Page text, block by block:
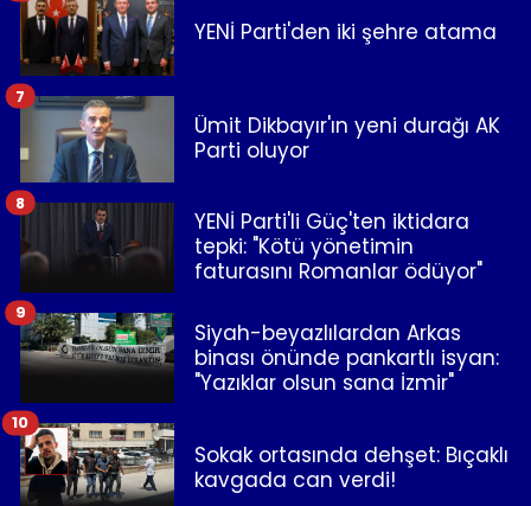
YENİ Parti'den iki şehre atama
Ümit Dikbayır'ın yeni durağı AK
Parti oluyor
7
YENİ Parti'li Güç'ten iktidara
tepki: "Kötü yönetimin
faturasını Romanlar ödüyor"
8
Siyah-beyazlılardan Arkas
binası önünde pankartlı isyan:
"Yazıklar olsun sana İzmir"
9
Sokak ortasında dehşet: Bıçaklı
kavgada can verdi!
10